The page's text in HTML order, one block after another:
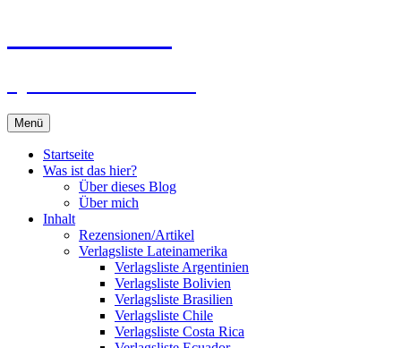
Menü
Startseite
Was ist das hier?
Über dieses Blog
Über mich
Inhalt
Rezensionen/Artikel
Verlagsliste Lateinamerika
Verlagsliste Argentinien
Verlagsliste Bolivien
Verlagsliste Brasilien
Verlagsliste Chile
Verlagsliste Costa Rica